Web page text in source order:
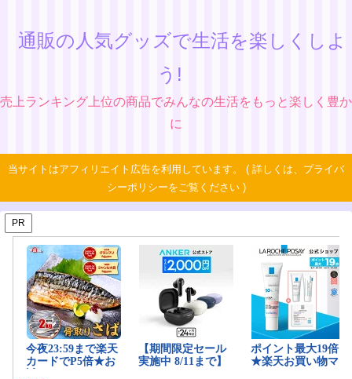
通販の人気グッズで生活を楽しくしよ
う!
売上ランキング上位の商品でみんなの生活をもっと楽しく豊か
に
当サイトはアフィリエイト広告を利用しています。 ( 詳しくは、プライバ
シーポリシーをご覧ください )
PR